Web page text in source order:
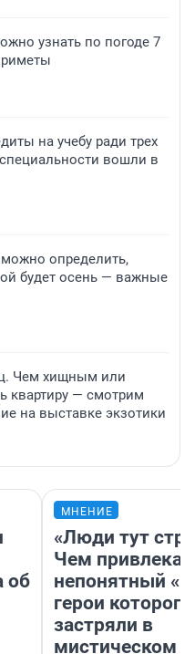
узнать по погоде 7
на учебу ради трех
вошли в
можно определить,
будет осень — важные
Чем хищным или
квартиру — смотрим
на выставке экзотики
об
МНЕНИЕ
«Люди тут
Чем
непонятный
герои которого
застряли в
мистическом